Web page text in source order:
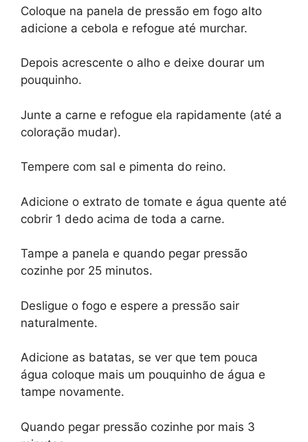
Coloque na panela de pressão em fogo alto
adicione a cebola e refogue até murchar.
Depois acrescente o alho e deixe dourar um
pouquinho.
Junte a carne e refogue ela rapidamente (até a
coloração mudar).
Tempere com sal e pimenta do reino.
Adicione o extrato de tomate e água quente até
cobrir 1 dedo acima de toda a carne.
Tampe a panela e quando pegar pressão
cozinhe por 25 minutos.
Desligue o fogo e espere a pressão sair
naturalmente.
Adicione as batatas, se ver que tem pouca
água coloque mais um pouquinho de água e
tampe novamente.
Quando pegar pressão cozinhe por mais 3